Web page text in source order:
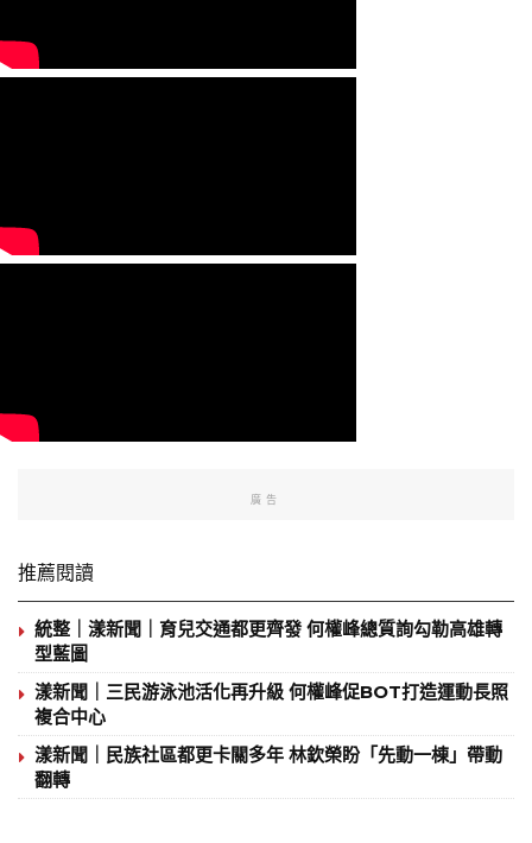
廣告
推薦閱讀
統整｜漾新聞｜育兒交通都更齊發 何權峰總質詢勾勒高雄轉
型藍圖
漾新聞｜三民游泳池活化再升級 何權峰促BOT打造運動長照
複合中心
漾新聞｜民族社區都更卡關多年 林欽榮盼「先動一棟」帶動
翻轉